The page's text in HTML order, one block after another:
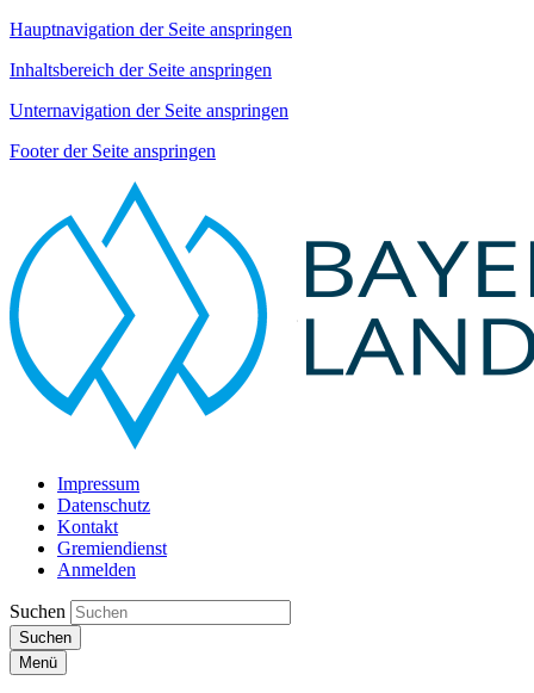
Hauptnavigation der Seite anspringen
Inhaltsbereich der Seite anspringen
Unternavigation der Seite anspringen
Footer der Seite anspringen
Impressum
Datenschutz
Kontakt
Gremiendienst
Anmelden
Suchen
Suchen
Menü